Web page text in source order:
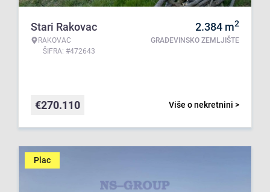
Stari Rakovac
RAKOVAC
ŠIFRA: #472643
2.384 m2
GRAĐEVINSKO ZEMLJIŠTE
Više o nekretnini >
€270.110
Plac